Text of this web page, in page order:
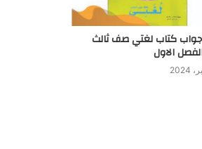
كتاب لغتي صف ثالث
الاول